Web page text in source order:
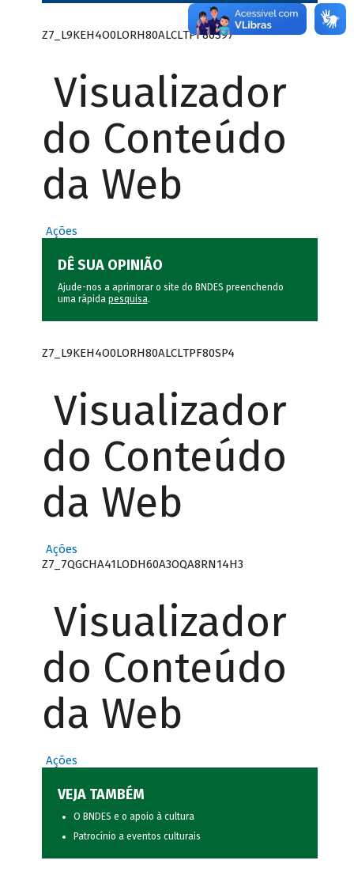
Z7_L9KEH4O0LORH80ALCLTPF80S97
Visualizador
do Conteúdo
da Web
Ações
DÊ SUA OPINIÃO
Ajude-nos a aprimorar o site do BNDES preenchendo
uma rápida pesquisa.
Z7_L9KEH4O0LORH80ALCLTPF80SP4
Visualizador
do Conteúdo
da Web
Ações
Z7_7QGCHA41LODH60A3OQA8RN14H3
Visualizador
do Conteúdo
da Web
Ações
VEJA TAMBÉM
O BNDES e o apoio à cultura
Patrocínio a eventos culturais